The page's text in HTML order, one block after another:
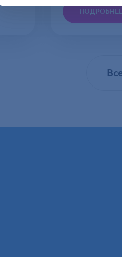
ПОДРОБНЕЕ